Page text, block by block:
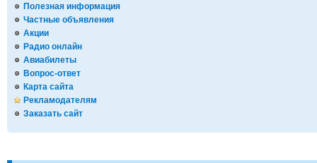
Полезная информация
Частные объявления
Акции
Радио онлайн
Авиабилеты
Вопрос-ответ
Карта сайта
Рекламодателям
Заказать сайт